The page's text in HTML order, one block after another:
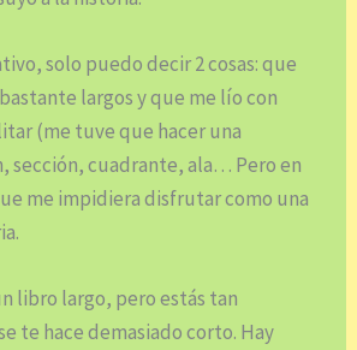
solo puedo decir 2 cosas: que
largos y que me lío con
(me tuve que hacer una
sección, cuadrante, ala… Pero en
me impidiera disfrutar como una
libro largo, pero estás tan
te hace demasiado corto. Hay